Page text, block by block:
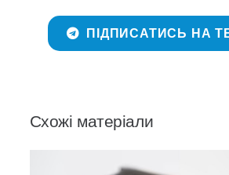
ПІДПИСАТИСЬ НА
Схожі матеріали